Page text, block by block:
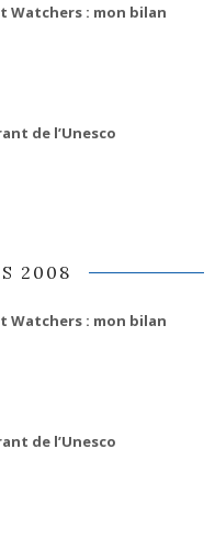
Watchers : mon bilan
de l’Unesco
2008
Watchers : mon bilan
de l’Unesco